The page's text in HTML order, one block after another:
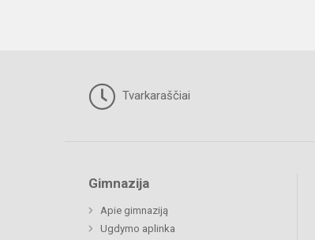
Tvarkaraščiai
Gimnazija
Apie gimnaziją
Ugdymo aplinka